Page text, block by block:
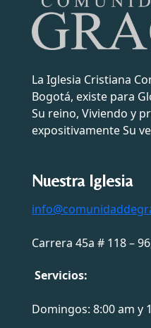
La Iglesia Cristiana
Bogotá, existe para
Su reino, Viviendo y
expositivamente Su
Nuestra Iglesia
Carrera 45a # 118 –
Servicios:
Domingos: 8:00 am y